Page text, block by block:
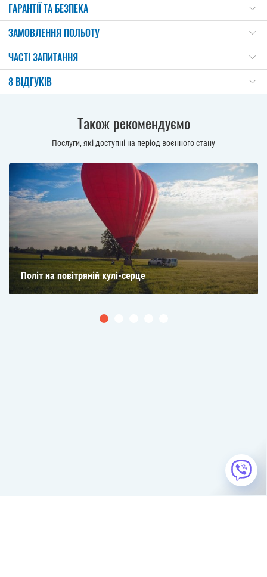
ГАРАНТІЇ ТА БЕЗПЕКА
ЗАМОВЛЕННЯ ПОЛЬОТУ
ЧАСТІ ЗАПИТАННЯ
8 ВІДГУКІВ
Також рекомендуємо
Послуги, які доступні на період воєнного стану
Політ на повітряній кулі-серце